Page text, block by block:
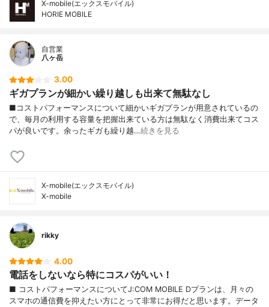
X-mobile(エックスモバイル)
HORIE MOBILE
自営業
八ヶ岳
3.00
ギガプランが細かい繰り越しも出来て無駄なし
■コストパフォーマンスについて細かいギガプランが用意されているの
で、毎月の利用する容量を把握出来ている方は無駄なく消費出来てコス
パが良いです。余ったギガも繰り越…続きを見る
X-mobile(エックスモバイル)
X-mobile
rikky
4.00
電話をしないなら特にコスパがいい！
■ コストパフォーマンスについてJ:COM MOBILE Dプランは、月々の
スマホの通信費を抑えたい方にとって非常にお得だと思います。データ